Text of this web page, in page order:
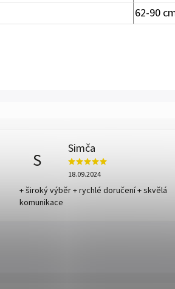
62-90
S
Simča
18.09.2024
+ široký výběr + rychlé doručení + skvělá
komunikace